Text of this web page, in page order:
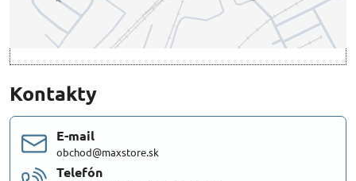
Otvoriť obsah v novom okne
Kontakty
E-mail
obchod@maxstore.sk
Telefón